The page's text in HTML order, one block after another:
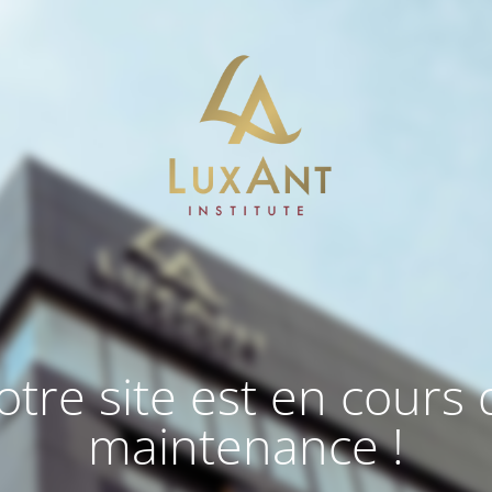
site est en cours
maintenance !